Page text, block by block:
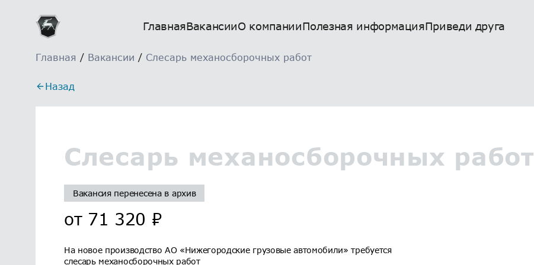
ГлавнаяВакансииО компанииПолезная информацияПриведи друга
Главная / Вакансии / Слесарь механосборочных работ
Назад
Слесарь механосборочных работ
Вакансия перенесена в архив
от 71 320 ₽
На новое производство АО «Нижегородские грузовые автомобили» требуется
слесарь механосборочных работ